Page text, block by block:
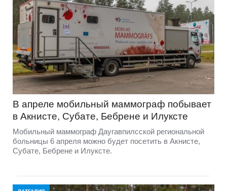
В апреле мобильный маммограф побывает
в Акнисте, Субате, Бебрене и Илуксте
Мобильный маммограф Даугавпилсской региональной
больницы 6 апреля можно будет посетить в Акнисте,
Субате, Бебрене и Илуксте.